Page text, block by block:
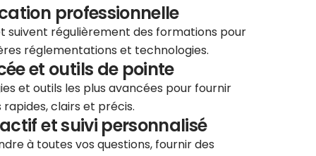
professionnelle
suivent régulièrement des formations pour
réglementations et technologies.
et outils de pointe
et outils les plus avancées pour fournir
clairs et précis.
et suivi personnalisé
à toutes vos questions, fournir des